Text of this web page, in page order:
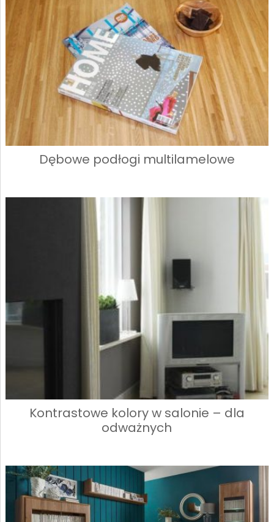
Dębowe podłogi multilamelowe
Kontrastowe kolory w salonie – dla
odważnych